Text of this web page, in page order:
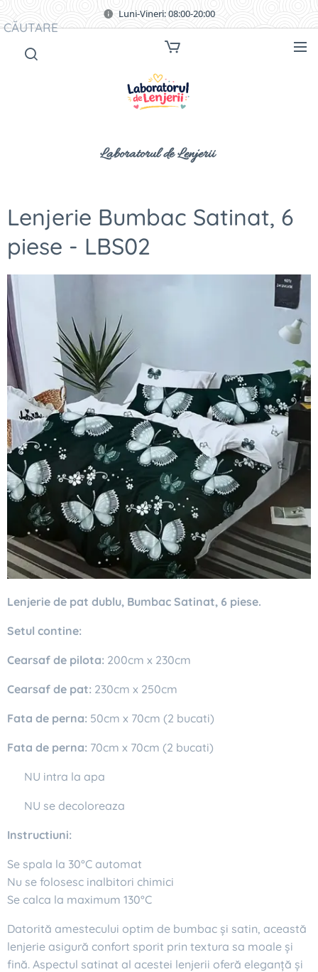
Luni-Vineri: 08:00-20:00
Laboratorul de Lenjerii
CĂUTARE
Lenjerie Bumbac Satinat, 6
piese - LBS02
Lenjerie de pat dublu, Bumbac Satinat, 6 piese.
Setul contine:
Cearsaf de pilota: 200cm x 230cm
Cearsaf de pat: 230cm x 250cm
Fata de perna: 50cm x 70cm (2 bucati)
Fata de perna: 70cm x 70cm (2 bucati)
✔ NU intra la apa
✔ NU se decoloreaza
Instructiuni:
Se spala la 30°C automat
Nu se folosesc inalbitori chimici
Se calca la maximum 130°C
Datorită amestecului optim de bumbac și satin, această
lenjerie asigură confort sporit prin textura sa moale și
fină. Aspectul satinat al acestei lenjerii oferă eleganță și